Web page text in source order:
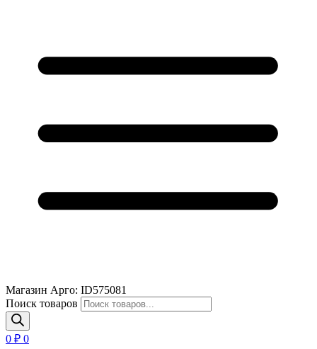
Магазин Арго: ID575081
Поиск товаров
0 ₽ 0